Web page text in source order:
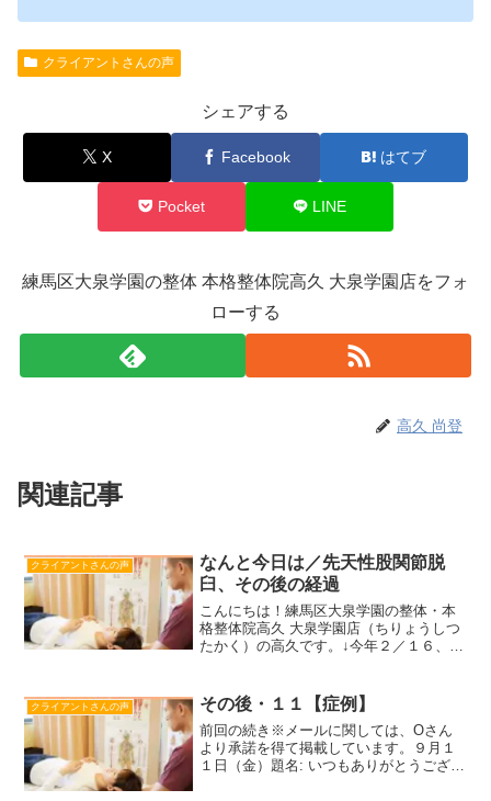
クライアントさんの声
シェアする
X Facebook はてブ
Pocket LINE
練馬区大泉学園の整体 本格整体院高久 大泉学園店をフォ
ローする
高久 尚登
関連記事
クライアントさんの声
なんと今日は／先天性股関節脱
臼、その後の経過
こんにちは！練馬区大泉学園の整体・本
格整体院高久 大泉学園店（ちりょうしつ
たかく）の高久です。↓今年２／１６、ツ
………………………………………………
…………………………………………...
クライアントさんの声 その後・１１【症例】
前回の続き※メールに関しては、Oさん
より承諾を得て掲載しています。９月１
１日（金）題名: いつもありがとうござい